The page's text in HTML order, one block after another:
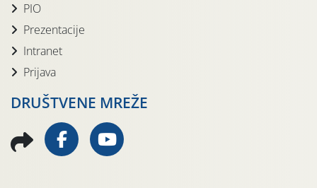
PIO
Prezentacije
Intranet
Prijava
DRUŠTVENE MREŽE